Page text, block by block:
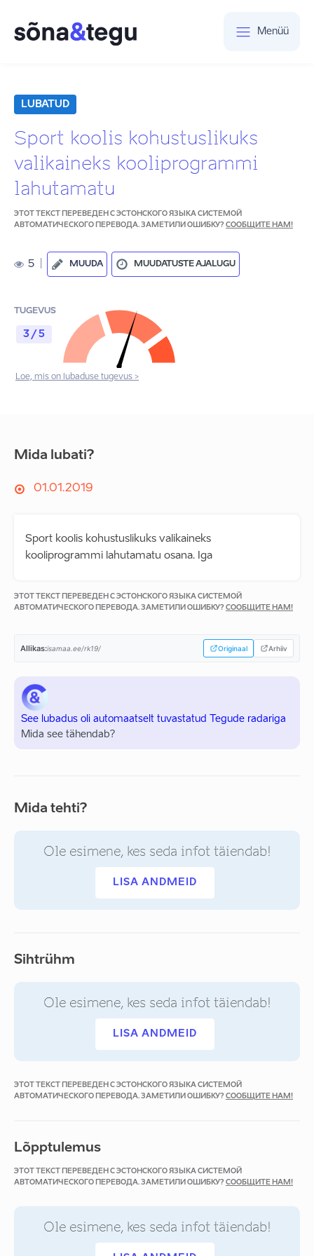
Menüü
LUBATUD
Sport koolis kohustuslikuks
valikaineks kooliprogrammi
lahutamatu
ЭТОТ ТЕКСТ ПЕРЕВЕДЕН С ЭСТОНСКОГО ЯЗЫКА СИСТЕМОЙ
АВТОМАТИЧЕСКОГО ПЕРЕВОДА. ЗАМЕТИЛИ ОШИБКУ? СООБЩИТЕ НАМ!
5 MUUDA MUUDATUSTE AJALUGU
TUGEVUS
3 / 5
Loe, mis on lubaduse tugevus >
Mida lubati?
01.01.2019
Sport koolis kohustuslikuks valikaineks
kooliprogrammi lahutamatu osana. Iga
ЭТОТ ТЕКСТ ПЕРЕВЕДЕН С ЭСТОНСКОГО ЯЗЫКА СИСТЕМОЙ
АВТОМАТИЧЕСКОГО ПЕРЕВОДА. ЗАМЕТИЛИ ОШИБКУ? СООБЩИТЕ НАМ!
Allikas:isamaa.ee/rk19/ Originaal Arhiiv
See lubadus oli automaatselt tuvastatud Tegude radariga
Mida see tähendab?
Mida tehti?
Ole esimene, kes seda infot täiendab!
LISA ANDMEID
Sihtrühm
Ole esimene, kes seda infot täiendab!
LISA ANDMEID
ЭТОТ ТЕКСТ ПЕРЕВЕДЕН С ЭСТОНСКОГО ЯЗЫКА СИСТЕМОЙ
АВТОМАТИЧЕСКОГО ПЕРЕВОДА. ЗАМЕТИЛИ ОШИБКУ? СООБЩИТЕ НАМ!
Lõpptulemus
ЭТОТ ТЕКСТ ПЕРЕВЕДЕН С ЭСТОНСКОГО ЯЗЫКА СИСТЕМОЙ
АВТОМАТИЧЕСКОГО ПЕРЕВОДА. ЗАМЕТИЛИ ОШИБКУ? СООБЩИТЕ НАМ!
Ole esimene, kes seda infot täiendab!